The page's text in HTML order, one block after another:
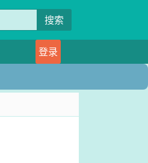
搜索
登录